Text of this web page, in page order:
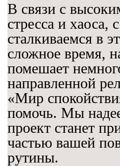
В связи с
стресса и
сталкиваемся в
сложное время,
помешает
направленной
«Мир
помочь. Мы
проект станет
частью вашей
рутины.